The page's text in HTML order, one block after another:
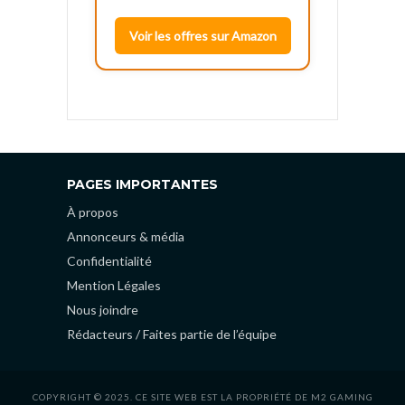
Voir les offres sur Amazon
PAGES IMPORTANTES
À propos
Annonceurs & média
Confidentialité
Mention Légales
Nous joindre
Rédacteurs / Faites partie de l’équipe
COPYRIGHT © 2025. CE SITE WEB EST LA PROPRIÉTÉ DE M2 GAMING